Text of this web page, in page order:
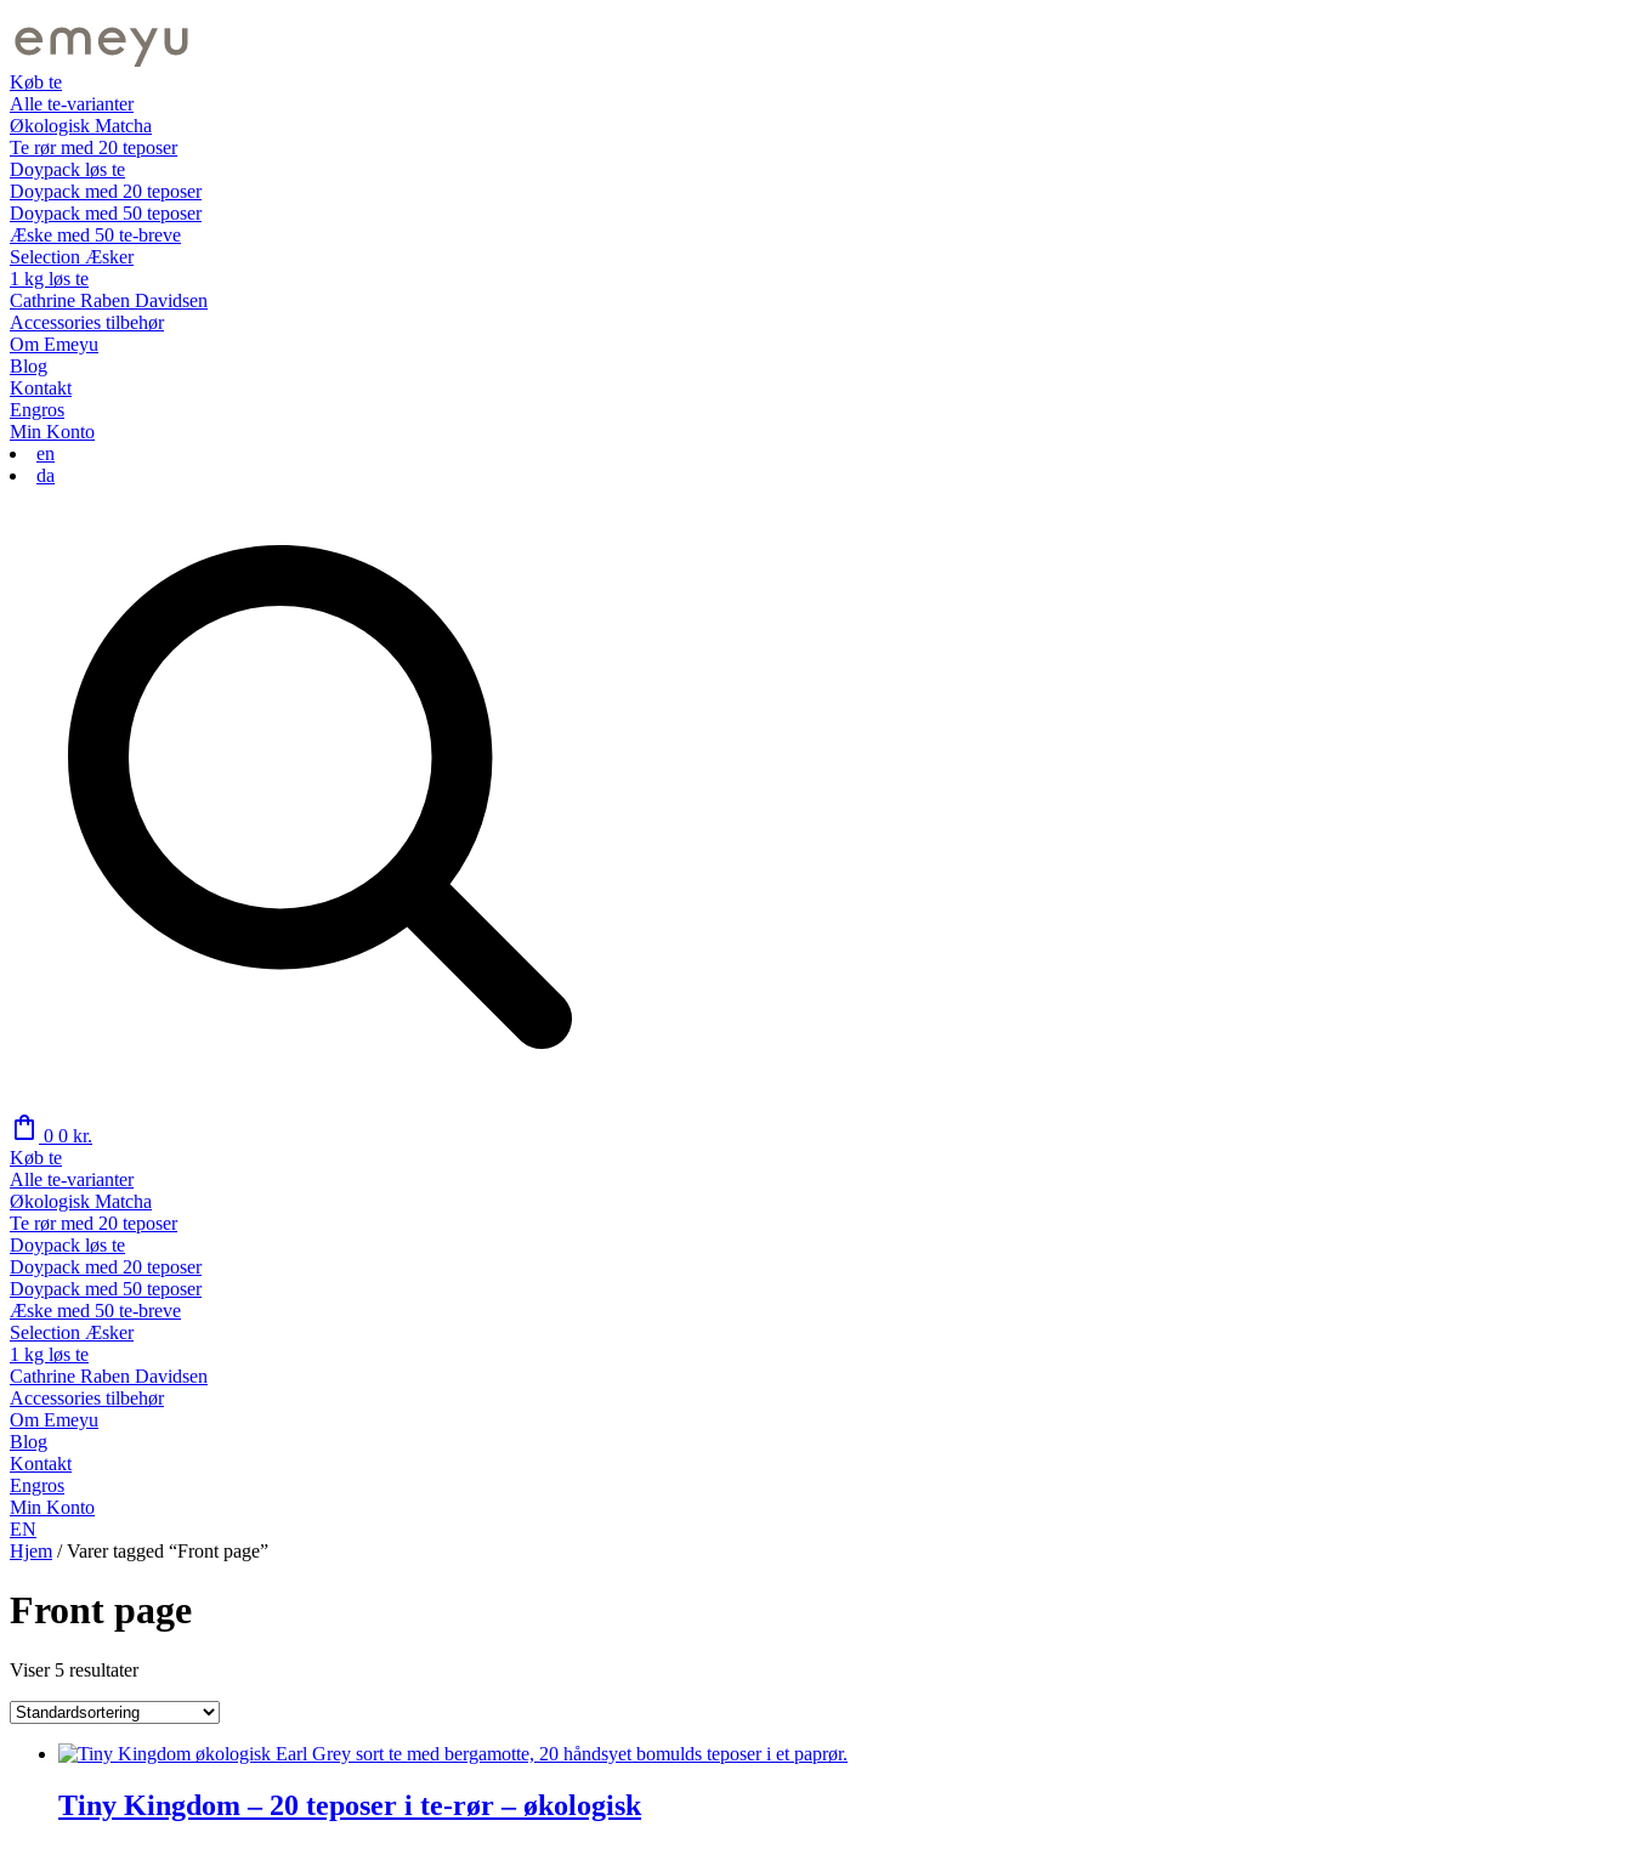
Køb te
Alle te-varianter
Økologisk Matcha
Te rør med 20 teposer
Doypack løs te
Doypack med 20 teposer
Doypack med 50 teposer
Æske med 50 te-breve
Selection Æsker
1 kg løs te
Cathrine Raben Davidsen
Accessories tilbehør
Om Emeyu
Blog
Kontakt
Engros
Min Konto
en
da
shopping_bag 0 0 kr.
Køb te
Alle te-varianter
Økologisk Matcha
Te rør med 20 teposer
Doypack løs te
Doypack med 20 teposer
Doypack med 50 teposer
Æske med 50 te-breve
Selection Æsker
1 kg løs te
Cathrine Raben Davidsen
Accessories tilbehør
Om Emeyu
Blog
Kontakt
Engros
Min Konto
EN
Hjem /Varer tagged “Front page”
Front page
Viser 5 resultater
Tiny Kingdom – 20 teposer i te-rør – økologisk